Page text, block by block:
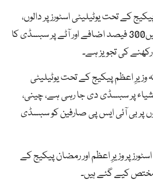
کے تحت یوٹیلیٹی اسٹورز پر دالوں،
چاول پر سبسڈی میں300 فیصد اضافے اور آٹے پر سبسڈی کا
رکھنے کی تجویز ہے۔
وزیرِ اعظم پیکیج کے تحت یوٹیلیٹی
بنیادی اشیاء پر سبسڈی دی جا رہی ہے، چینی،
پر بی آئی ایس پی صارفین کو سبسڈی
پر وزیرِ اعظم اور رمضان پیکیج کے